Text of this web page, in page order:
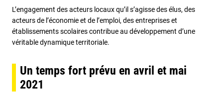
L’engagement des acteurs locaux qu’il s’agisse des élus, des
acteurs de l’économie et de l’emploi, des entreprises et
établissements scolaires contribue au développement d’une
véritable dynamique territoriale.
Un temps fort prévu en avril et mai
2021